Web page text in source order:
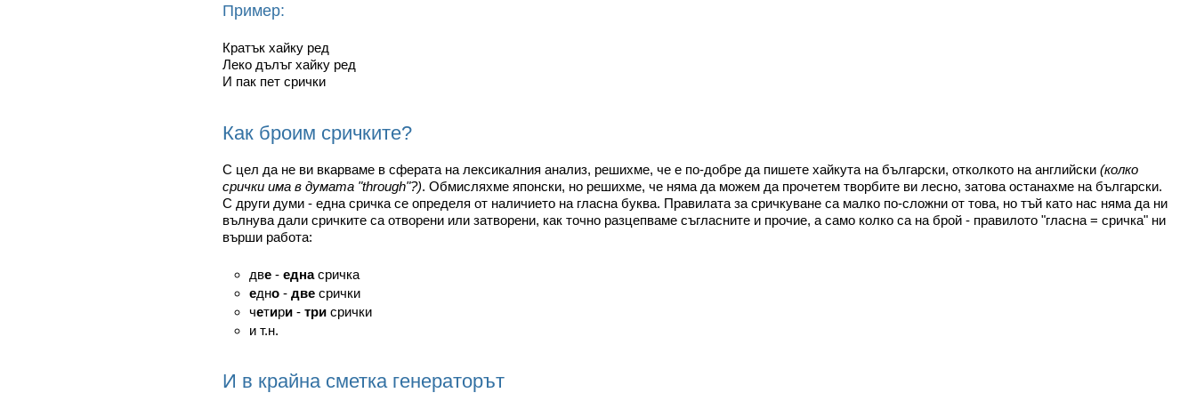
Пример:
Кратък хайку ред
Леко дълъг хайку ред
И пак пет срички
Как броим сричките?
С цел да не ви вкарваме в сферата на лексикалния анализ, решихме, че е по-добре да пишете хайкута на български, отколкото на английски (колко
срички има в думата "through"?). Обмисляхме японски, но решихме, че няма да можем да прочетем творбите ви лесно, затова останахме на български.
С други думи - една сричка се определя от наличието на гласна буква. Правилата за сричкуване са малко по-сложни от това, но тъй като нас няма да ни
вълнува дали сричките са отворени или затворени, как точно разцепваме съгласните и прочие, а само колко са на брой - правилото "гласна = сричка" ни
върши работа:
две - еднасричка
едно - две срички
четири - три срички
и т.н.
И в крайна сметка генераторът